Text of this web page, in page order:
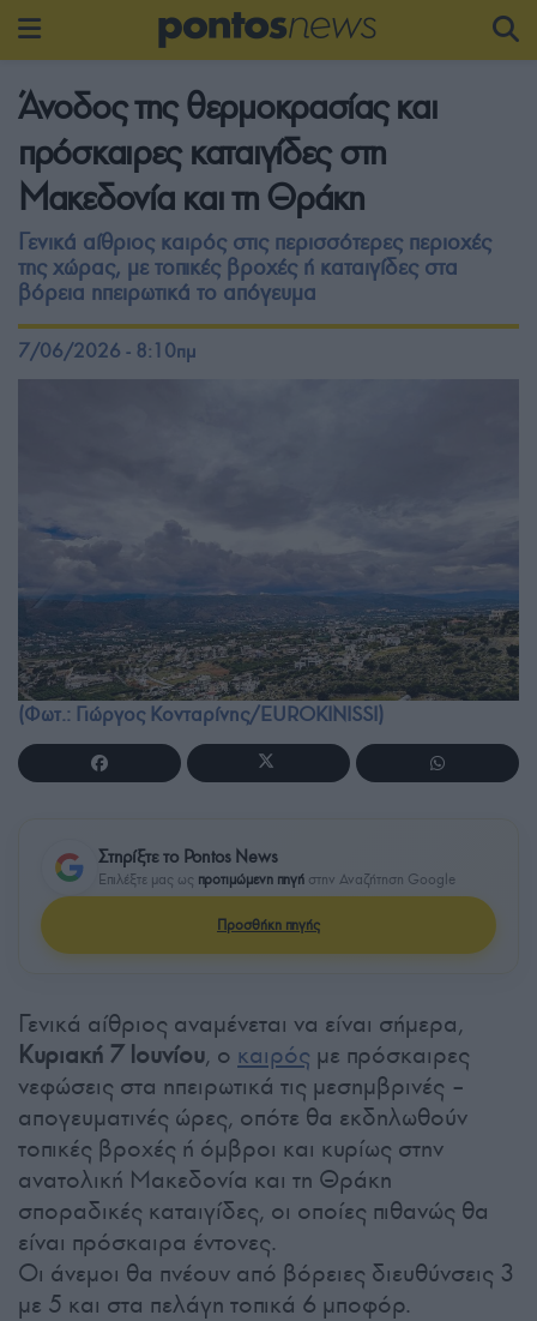
Άνοδος της θερμοκρασίας και
πρόσκαιρες καταιγίδες στη
Μακεδονία και τη Θράκη
Γενικά αίθριος καιρός στις περισσότερες περιοχές
της χώρας, με τοπικές βροχές ή καταιγίδες στα
βόρεια ηπειρωτικά το απόγευμα
7/06/2026 - 8:10πμ
(Φωτ.: Γιώργος Κονταρίνης/EUROKINISSI)
Στηρίξτε το Pontos News
Επιλέξτε μας ως προτιμώμενη πηγή στην Αναζήτηση Google
Προσθήκη πηγής
Γενικά αίθριος αναμένεται να είναι σήμερα,
Κυριακή 7 Ιουνίου, ο καιρός με πρόσκαιρες
νεφώσεις στα ηπειρωτικά τις μεσημβρινές –
απογευματινές ώρες, οπότε θα εκδηλωθούν
τοπικές βροχές ή όμβροι και κυρίως στην
ανατολική Μακεδονία και τη Θράκη
σποραδικές καταιγίδες, οι οποίες πιθανώς θα
είναι πρόσκαιρα έντονες.
Οι άνεμοι θα πνέουν από βόρειες διευθύνσεις 3
με 5 και στα πελάγη τοπικά 6 μποφόρ.